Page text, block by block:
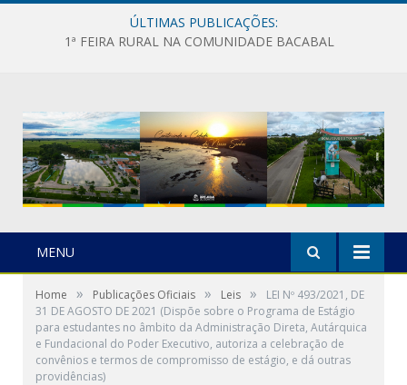
ÚLTIMAS PUBLICAÇÕES:
1ª FEIRA RURAL NA COMUNIDADE BACABAL
MENU
Home » Publicações Oficiais » Leis »
LEI Nº 493/2021, DE
31 DE AGOSTO DE 2021 (Dispõe sobre o Programa de Estágio
para estudantes no âmbito da Administração Direta, Autárquica
e Fundacional do Poder Executivo, autoriza a celebração de
convênios e termos de compromisso de estágio, e dá outras
providências)